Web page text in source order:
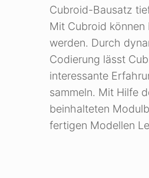
Cubroid-Bausatz
Mit Cubroid
werden. Durch
Codierung lässt
interessante
sammeln. Mit Hilfe
beinhalteten
fertigen Modellen